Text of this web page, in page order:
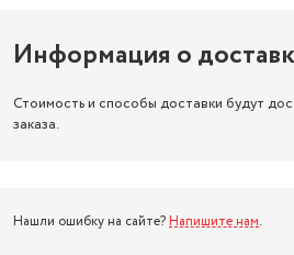
Информация о
Стоимость и способы доставки будут
заказа.
Нашли ошибку на сайте? Напишите нам.